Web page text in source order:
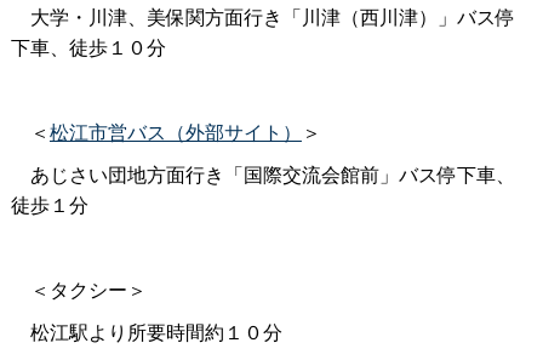
大学・川津、美保関方面行き「川津（西川津）」バス停
下車、徒歩１０分
＜松江市営バス（外部サイト）
＞
あじさい団地方面行き「国際交流会館前」バス停下車、
徒歩１分
＜タクシー＞
松江駅より所要時間約１０分